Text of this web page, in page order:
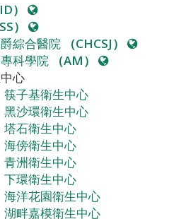
）
網
站
）
網
站
綜合醫院 （CHCSJ）
網
科學院 （AM）
網
心
筷子基衛生中心
黑沙環衛生中心
塔石衛生中心
海傍衛生中心
青洲衛生中心
下環衛生中心
海洋花園衛生中心
湖畔嘉模衛生中心